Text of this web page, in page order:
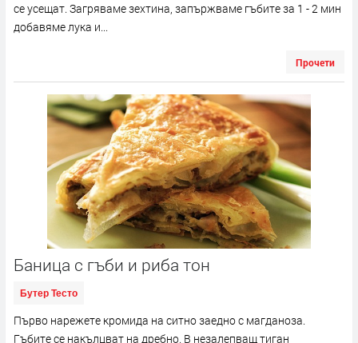
се усещат. Загряваме зехтина, запържваме гъбите за 1 - 2 мин
добавяме лука и...
Прочети
Баница с гъби и риба тон
Бутер Тесто
Първо нарежете кромида на ситно заедно с магданоза.
Гъбите се накълцват на дребно. В незалепващ тиган